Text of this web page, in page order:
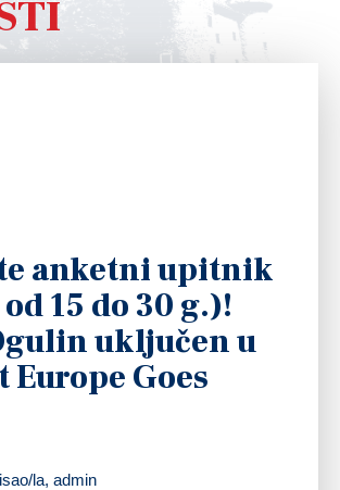
anketni upitnik
15 do 30 g.)!
uključen u
Goes
la, admin